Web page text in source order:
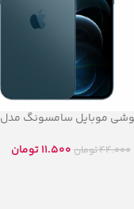
موبایل سامسونگ مدل
44.000تومان11.500 تومان